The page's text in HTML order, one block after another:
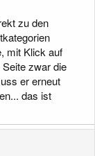
zu den
mit Klick auf
zwar die
er erneut
das ist